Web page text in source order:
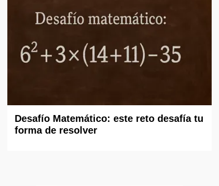
Desafío Matemático: este reto desafía tu
forma de resolver